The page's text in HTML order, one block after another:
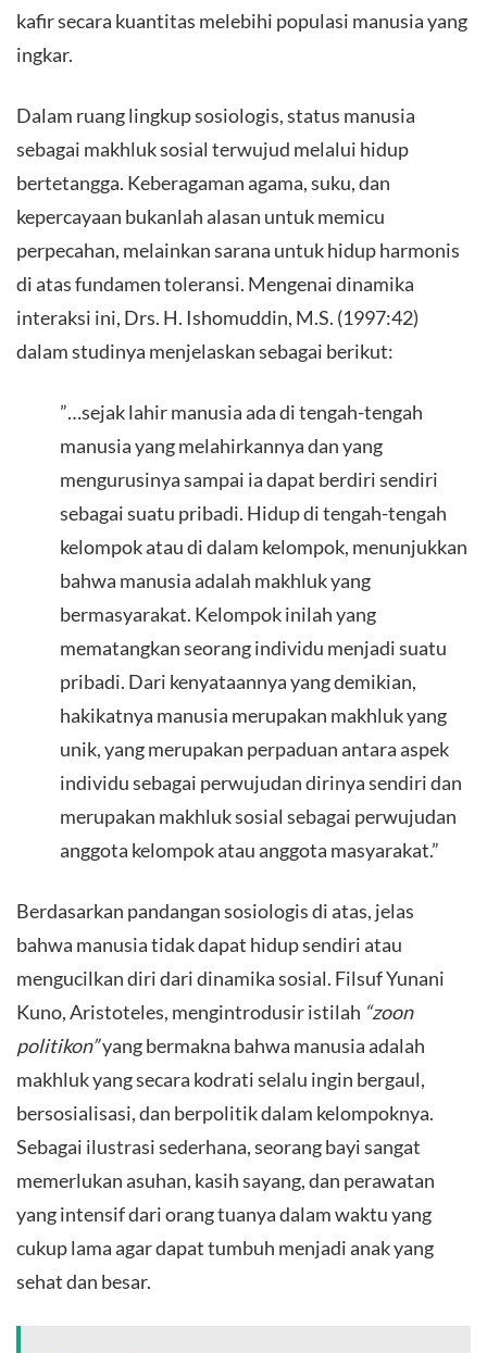
kafir secara kuantitas melebihi populasi manusia yang
ingkar.
​Dalam ruang lingkup sosiologis, status manusia
sebagai makhluk sosial terwujud melalui hidup
bertetangga. Keberagaman agama, suku, dan
kepercayaan bukanlah alasan untuk memicu
perpecahan, melainkan sarana untuk hidup harmonis
di atas fundamen toleransi. Mengenai dinamika
interaksi ini, Drs. H. Ishomuddin, M.S. (1997:42)
dalam studinya menjelaskan sebagai berikut:
​”…sejak lahir manusia ada di tengah-tengah
manusia yang melahirkannya dan yang
mengurusinya sampai ia dapat berdiri sendiri
sebagai suatu pribadi. Hidup di tengah-tengah
kelompok atau di dalam kelompok, menunjukkan
bahwa manusia adalah makhluk yang
bermasyarakat. Kelompok inilah yang
mematangkan seorang individu menjadi suatu
pribadi. Dari kenyataannya yang demikian,
hakikatnya manusia merupakan makhluk yang
unik, yang merupakan perpaduan antara aspek
individu sebagai perwujudan dirinya sendiri dan
merupakan makhluk sosial sebagai perwujudan
anggota kelompok atau anggota masyarakat.”
​Berdasarkan pandangan sosiologis di atas, jelas
bahwa manusia tidak dapat hidup sendiri atau
mengucilkan diri dari dinamika sosial. Filsuf Yunani
Kuno, Aristoteles, mengintrodusir istilah “zoon
politikon”yang bermakna bahwa manusia adalah
makhluk yang secara kodrati selalu ingin bergaul,
bersosialisasi, dan berpolitik dalam kelompoknya.
Sebagai ilustrasi sederhana, seorang bayi sangat
memerlukan asuhan, kasih sayang, dan perawatan
yang intensif dari orang tuanya dalam waktu yang
cukup lama agar dapat tumbuh menjadi anak yang
sehat dan besar.